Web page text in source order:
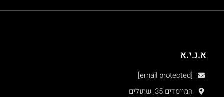
א.נ.י.א
[email protected]
המייסדים 35, שתולים